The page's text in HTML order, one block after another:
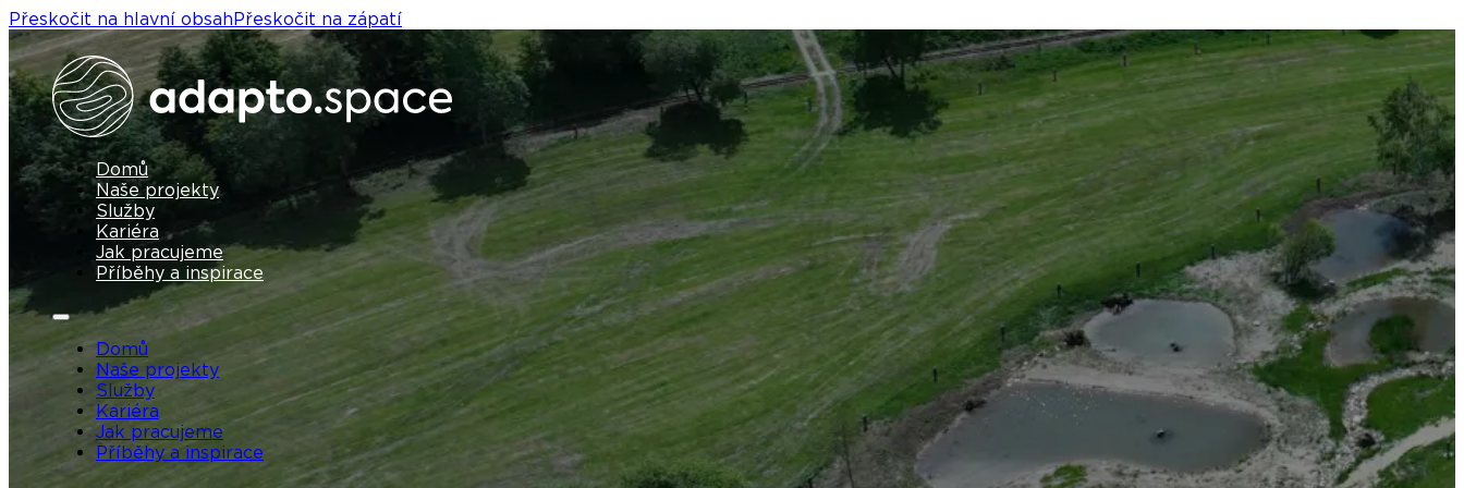
Přeskočit na hlavní obsahPřeskočit na zápatí
Domů
Naše projekty
Služby
Kariéra
Jak pracujeme
Příběhy a inspirace
Domů
Naše projekty
Služby
Kariéra
Jak pracujeme
Příběhy a inspirace